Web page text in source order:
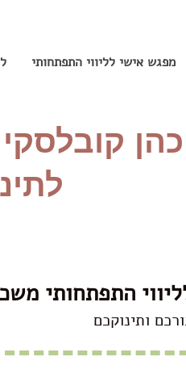
מפגש אישי לליווי התפתחותי
התפתחותי
ותינוקכם